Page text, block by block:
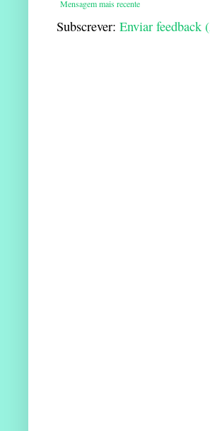
Mensagem mais recente
Subscrever: Enviar feedback